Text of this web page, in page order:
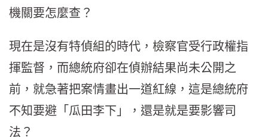
機關要怎麼查？
現在是沒有特偵組的時代，檢察官受行政權指
揮監督，而總統府卻在偵辦結果尚未公開之
前，就急著把案情畫出一道紅線，這是總統府
不知要避「瓜田李下」，還是就是要影響司
法？